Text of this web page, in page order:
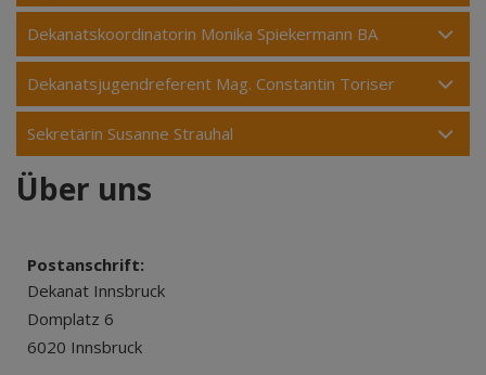
Dekanatskoordinatorin Monika Spiekermann BA
Dekanatsjugendreferent Mag. Constantin Toriser
Sekretärin Susanne Strauhal
Über uns
Postanschrift:
Dekanat Innsbruck
Domplatz 6
6020 Innsbruck